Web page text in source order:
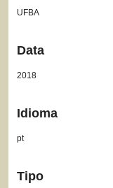
UFBA
Data
2018
Idioma
pt
Tipo